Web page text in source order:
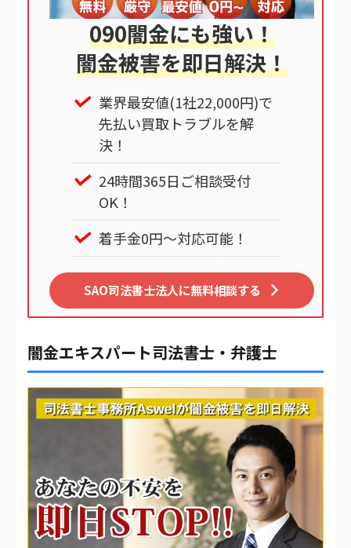
090闇金にも強い！
闇金被害を即日解決！
業界最安値(1社22,000円)で
先払い買取トラブルを解
決！
24時間365日ご相談受付
OK！
着手金0円～対応可能！
SAO司法書士法人に無料相談する
闇金エキスパート司法書士・弁護士